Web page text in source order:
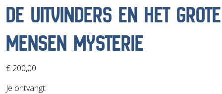
DE UITVINDERS EN HET GROTE
MENSEN MYSTERIE
€ 200,00
Je ontvangt: